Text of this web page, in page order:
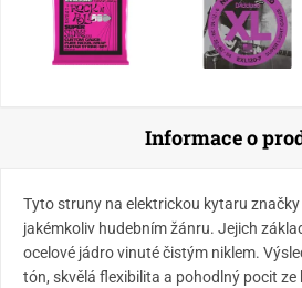
Informace o
Tyto struny na elektrickou kytaru
jakémkoliv hudebním žánru. Jejich
ocelové jádro vinuté čistým niklem.
tón, skvělá flexibilita a pohodlný pocit ze